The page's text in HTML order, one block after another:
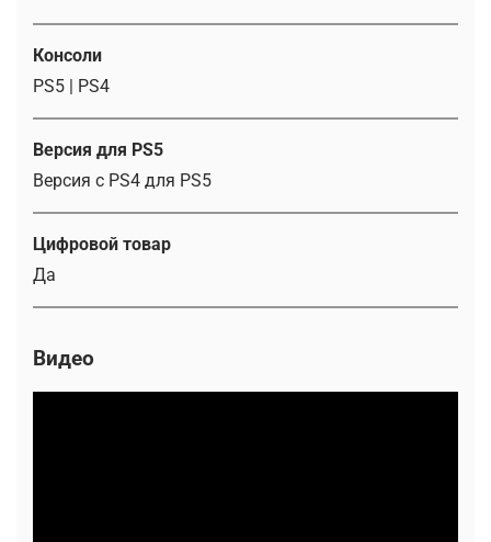
Консоли
PS5 | PS4
Версия для PS5
Версия с PS4 для PS5
Цифровой товар
Да
Видео